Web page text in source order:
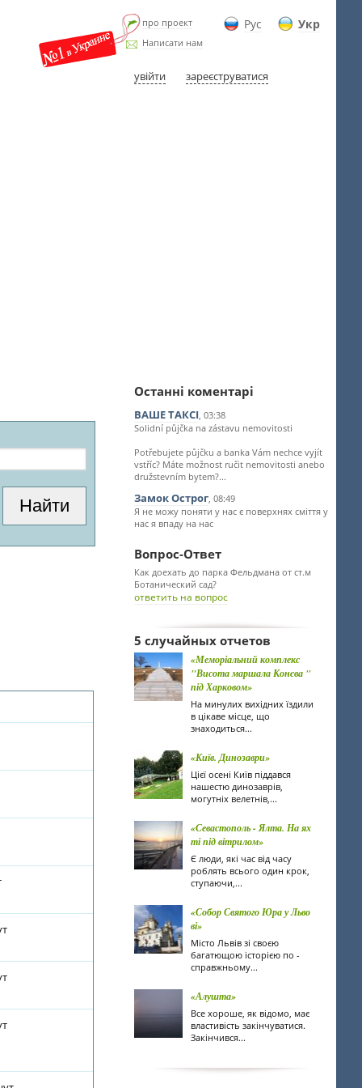
Рус Укр
про проект
Написати нам
увійти зареєструватися
Останні коментарі
ВАШЕ ТАКСІ, 03:38
Solidní půjčka na zástavu nemovitosti
Potřebujete půjčku a banka Vám nechce vyjít
vstříc? Máte možnost ručit nemovitosti anebo
družstevním bytem?...
Замок Острог, 08:49
Я не можу поняти у нас є поверхнях сміття у
нас я впаду на нас
Вопрос-Ответ
Как доехать до парка Фельдмана от ст.м
Ботанический сад?
ответить на вопрос
5 случайных отчетов
«Меморіальний комплекс
"Висота маршала Конєва "
під Харковом»
На минулих вихідних їздили
в цікаве місце, що
знаходиться...
«Київ. Динозаври»
Цієї осені Київ піддався
нашестю динозаврів,
могутніх велетнів,...
«Севастополь - Ялта. На ях
ті під вітрилом»
Є люди, які час від часу
роблять всього один крок,
ступаючи,...
«Собор Святого Юра у Льво
ві»
Місто Львів зі своєю
багатющою історією по -
справжньому...
«Алушта»
Все хороше, як відомо, має
властивість закінчуватися.
Закінчився...